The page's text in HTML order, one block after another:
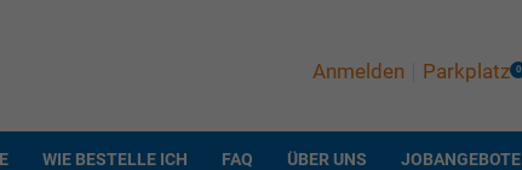
Anmelden Parkplatz 0
WIE BESTELLE ICH FAQ ÜBER UNS JOBANGEBOTE